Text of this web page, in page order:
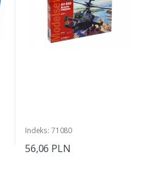
Indeks: 71080
56,06 PLN